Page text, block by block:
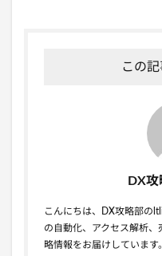
この
DX
こんにちは、DX攻略部の
の自動化、アクセス解析
略情報をお届けしていま